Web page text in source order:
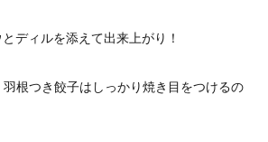
ディルを添えて出来上がり！
根つき餃子はしっかり焼き目をつけるの